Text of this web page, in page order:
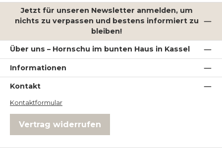
Jetzt für unseren Newsletter anmelden, um
nichts zu verpassen und bestens informiert zu
bleiben!
Über uns – Hornschu im bunten Haus in Kassel
Informationen
Kontakt
Kontaktformular
Vertrag widerrufen